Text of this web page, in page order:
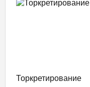
Торкретирование